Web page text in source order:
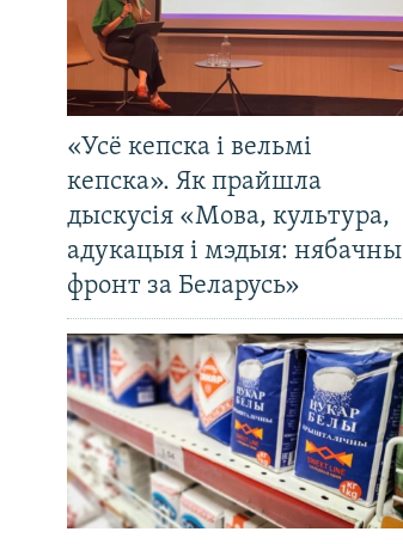
«Усё кепска і вельмі
кепска». Як прайшла
дыскусія «Мова, культура,
адукацыя і мэдыя: нябачны
фронт за Беларусь»